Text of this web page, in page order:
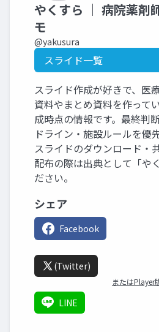
やくすら ｜ 病院薬剤
モ
@yakusura
スライド一覧
スライド作成が好きで、医
資料やまとめ資料を作って
成時点の情報です。最終判
ドライン・施設ルールを優
スライドのダウンロード・
配布の際は出典として「や
ださい。
シェア
Facebook
(Twitter)
またはPlayer
LINE